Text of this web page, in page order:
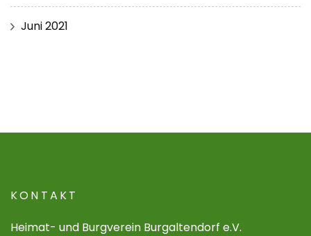
Juni 2021
KONTAKT
Heimat- und Burgverein Burgaltendorf e.V.